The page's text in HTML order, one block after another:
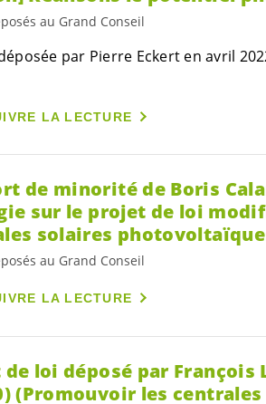
au Grand Conseil
par Pierre Eckert en avril
LA LECTURE
de minorité de Boris
sur le projet de loi
solaires
au Grand Conseil
LA LECTURE
loi déposé par
(Promouvoir les